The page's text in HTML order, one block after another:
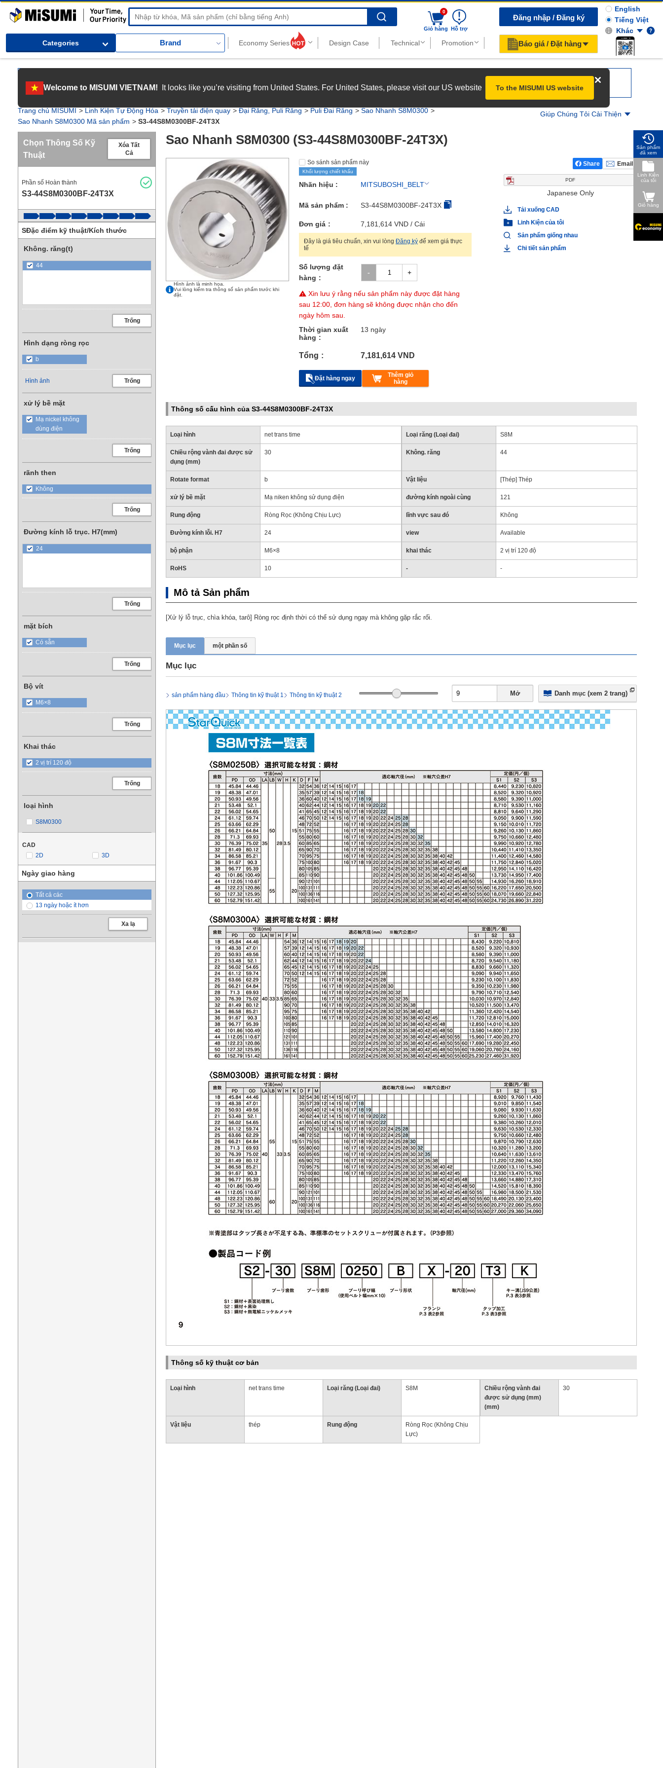
MiSUMi
Search
0
Giỏ hàng Hỗ trợ
Categories Brand
Đăng nhập / Đăng ký
Báo giá / Đặt hàng
English
Tiếng Việt
Khác
Welcome to MISUMI VIETNAM! It looks like you’re visiting from United States. For United States, please visit our US website To the MISUMI US website
[Recruitment] We're hiring! Grab your ultimate career opportunity & enjoy top-tier benefits at MISUMI Vietnam.See more
Trang chủ MISUMI Linh Kiện Tự Động Hóa Truyền tải điện quay Đại Răng, Puli Răng Puli Đai Răng
Sao Nhanh S8M0300
Sao Nhanh S8M0300 Mã sản phẩm
S3-44S8M0300BF-24T3X
Giúp Chúng Tôi Cải Thiện
Chọn Thông Số Kỹ
Thuật
Xóa Tất
Cả
Phần số Hoàn thành
S3-44S8M0300BF-24T3X
SĐặc điểm kỹ thuật/Kích thước
Không. răng(t)
44
Trống
Hình dạng ròng rọc
b
Hình ảnh Trống
xử lý bề mặt
Mạ nickel không
dùng điện
Trống
rãnh then
Không
Trống
Đường kính lỗ trục. H7(mm)
24
Trống
mặt bích
Có sẵn
Trống
Bộ vít
M6×8
Trống
Khai thác
2 vị trí 120 độ
Trống
loại hình
S8M0300
CAD
2D
3D
Ngày giao hàng
Tất cả các
13 ngày hoặc ít hơn
Xa lạ
Sao Nhanh S8M0300 (S3-44S8M0300BF-24T3X)
Hình ảnh là minh họa.
Vui lòng kiểm tra thông số sản phẩm trước khi
đặt.
So sánh sản phẩm này
Khối lượng chiết khấu
Nhãn hiệu : MITSUBOSHI_BELT
Mã sản phẩm : S3-44S8M0300BF-24T3X
Đơn giá 7,181,614 VND / Cái
Đây là giá tiêu chuẩn, xin vui lòng Đăng ký để xem giá thực
tế
Số lượng đặt
hàng
Xin lưu ý rằng nếu sản phẩm này được đặt hàng
sau 12:00, đơn hàng sẽ không được nhận cho đến
ngày hôm sau.
Thời gian xuất
hàng
13 ngày
Tổng 7,181,614 VND
Đặt hàng ngay
Thêm giỏ
hàng
Share Email
PDF
Japanese Only
Tải xuống CAD
Linh Kiện của tôi
Sản phẩm giống nhau
Chi tiết sản phẩm
Thông số cấu hình của S3-44S8M0300BF-24T3X
Loại hình net trans time Loại răng (Loại đai) S8M
Chiều rộng vành đai được sử
dụng (mm)
30 Không. răng 44
Rotate format b Vật liệu [Thép] Thép
xử lý bề mặt Mạ niken không sử dụng điện đường kính ngoài cùng 121
Rung động Ròng Rọc (Không Chịu Lực) lĩnh vực sau đó Không
Đường kính lỗi. H7 24 view Available
bộ phận M6×8 khai thác 2 vị trí 120 độ
RoHS 10 - -
Mô tả Sản phẩm
[Xử lý lỗ trục, chìa khóa, tarô] Ròng rọc định thời có thể sử dụng ngay mà không gặp rắc rối.
Mục lục một phần số
Mục lục
sản phẩm hàng đầu Thông tin kỹ thuật 1 Thông tin kỹ thuật 2 Mở Danh mục (xem 2 trang)
Thông số kỹ thuật cơ bản
Loại hình net trans time Loại răng (Loại đai) S8M
Chiều rộng vành đai
được sử dụng (mm)
(mm)
30
Vật liệu thép Rung động
Ròng Rọc (Không Chịu
Lực)
Sản phẩm
đã xem
Linh Kiện
của tôi
Giỏ hàng